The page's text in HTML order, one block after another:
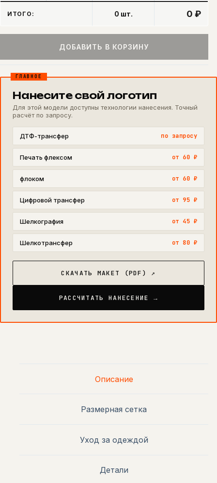
ИТОГО: 0 шт. 0 ₽
ДОБАВИТЬ В КОРЗИНУ
ГЛАВНОЕ
Нанесите свой логотип
Для этой модели доступны технологии нанесения. Точный
расчёт по запросу.
ДТФ-трансфер по запросу
Печать флексом от 60 ₽
флоком от 60 ₽
Цифровой трансфер от 95 ₽
Шелкография от 45 ₽
Шелкотрансфер от 80 ₽
СКАЧАТЬ МАКЕТ (PDF) ↗
РАССЧИТАТЬ НАНЕСЕНИЕ →
Описание
Размерная сетка
Уход за одеждой
Детали